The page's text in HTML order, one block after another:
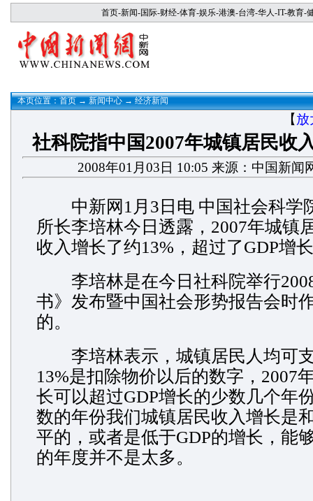
首页-新闻-国际-财经-体育-娱乐-港澳-台湾-华人-IT-教育-
本页位置： 首页 → 新闻中心 → 经济新闻
【放
社科院指中国2007年城镇居民收
2008年01月03日 10:05 来源：中国新闻
中新网1月3日电 中国社会科学
所长李培林今日透露，2007年城镇
收入增长了约13%，超过了GDP增
李培林是在今日社科院举行
书》发布暨中国社会形势报告会时
的。
李培林表示，城镇居民人均可
13%是扣除物价以后的数字，2007
长可以超过GDP增长的少数几个年
数的年份我们城镇居民收入增长是
平的，或者是低于GDP的增长，能
的年度并不是太多。